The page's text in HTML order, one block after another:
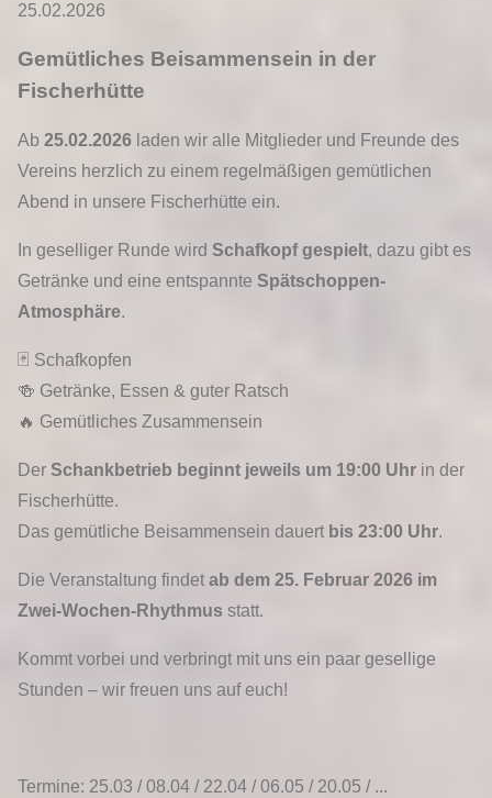
25.02.2026
Gemütliches Beisammensein in der
Fischerhütte
Ab 25.02.2026 laden wir alle Mitglieder und Freunde des
Vereins herzlich zu einem regelmäßigen gemütlichen
Abend in unsere Fischerhütte ein.
In geselliger Runde wird Schafkopf gespielt, dazu gibt es
Getränke und eine entspannte Spätschoppen-
Atmosphäre.
🃏 Schafkopfen
🍻 Getränke, Essen & guter Ratsch
🔥 Gemütliches Zusammensein
Der Schankbetrieb beginnt jeweils um 19:00 Uhr in der
Fischerhütte.
Das gemütliche Beisammensein dauert bis 23:00 Uhr.
Die Veranstaltung findet ab dem 25. Februar 2026 im
Zwei-Wochen-Rhythmus statt.
Kommt vorbei und verbringt mit uns ein paar gesellige
Stunden – wir freuen uns auf euch!
Termine: 25.03 / 08.04 / 22.04 / 06.05 / 20.05 / ...